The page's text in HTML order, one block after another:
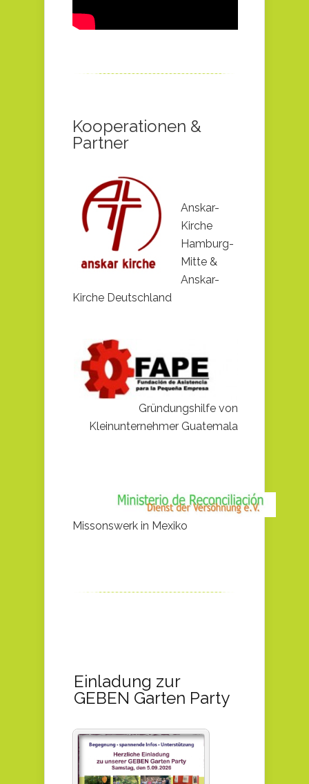
Kooperationen &
Partner
Anskar-
Kirche
Hamburg-
Mitte &
Anskar-
Kirche Deutschland
Gründungshilfe von
Kleinunternehmer Guatemala
Missonswerk in Mexiko
Einladung zur
GEBEN Garten Party